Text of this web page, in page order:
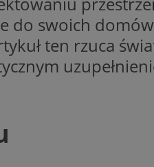
do swoich
ten rzuca
gościa na
celów
dla
dane, takie
internetową lub
wysiłków
z reklamami